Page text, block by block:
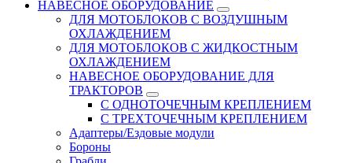
НАВЕСНОЕ ОБОРУДОВАНИЕ
ДЛЯ МОТОБЛОКОВ С ВОЗДУШНЫМ
ОХЛАЖДЕНИЕМ
ДЛЯ МОТОБЛОКОВ С ЖИДКОСТНЫМ
ОХЛАЖДЕНИЕМ
НАВЕСНОЕ ОБОРУДОВАНИЕ ДЛЯ
ТРАКТОРОВ
С ОДНОТОЧЕЧНЫМ КРЕПЛЕНИЕМ
С ТРЕХТОЧЕЧНЫМ КРЕПЛЕНИЕМ
Адаптеры/Ездовые модули
Бороны